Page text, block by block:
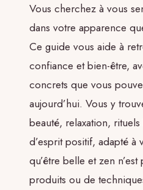
Vous cherchez à vous
dans votre apparence
Ce guide vous aide à
confiance et bien-être,
concrets que vous
aujourd’hui. Vous y
beauté, relaxation,
d’esprit positif, adapté à
qu’être belle et zen
produits ou de